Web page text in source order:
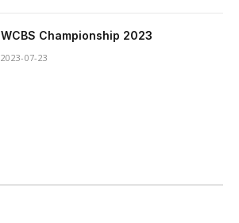
WCBS Championship 2023
2023-07-23